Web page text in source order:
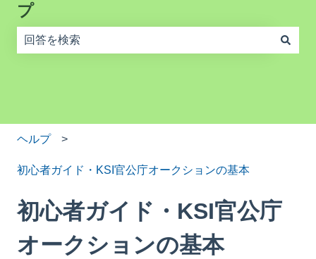
プ
ヘルプ
初心者ガイド・KSI官公庁オークションの基本
初心者ガイド・KSI官公庁
オークションの基本